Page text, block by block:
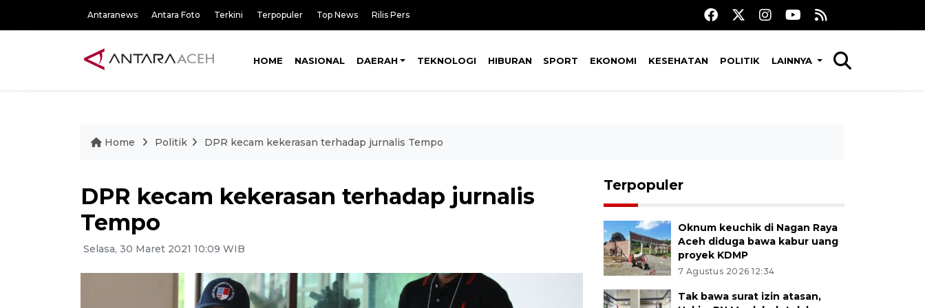
Antaranews Antara Foto Terkini Terpopuler Top News Rilis Pers
HOME NASIONAL DAERAH TEKNOLOGI HIBURAN SPORT EKONOMI KESEHATAN POLITIK LAINNYA
Home Politik DPR kecam kekerasan terhadap jurnalis Tempo
DPR kecam kekerasan terhadap jurnalis
Tempo
Selasa, 30 Maret 2021 10:09 WIB
Terpopuler
Oknum keuchik di Nagan Raya
Aceh diduga bawa kabur uang
proyek KDMP
7 Agustus 2026 12:34
Tak bawa surat izin atasan,